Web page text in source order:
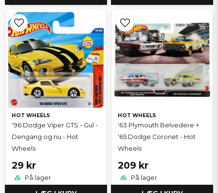
HOT WHEELS
'96 Dodge Viper GTS - Gul -
Dengang og nu - Hot
Wheels
29 kr
På lager
HOT WHEELS
'63 Plymouth Belvedere +
'65 Dodge Coronet - Hot
Wheels
209 kr
På lager